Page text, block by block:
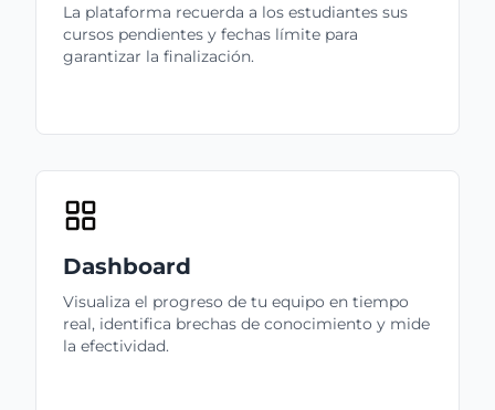
La plataforma recuerda a los estudiantes sus
cursos pendientes y fechas límite para
garantizar la finalización.
Dashboard
Visualiza el progreso de tu equipo en tiempo
real, identifica brechas de conocimiento y mide
la efectividad.